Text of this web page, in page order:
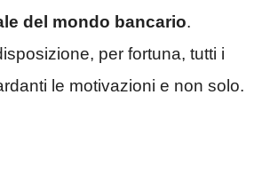
del mondo bancario.
per fortuna, tutti i
le motivazioni e non solo.